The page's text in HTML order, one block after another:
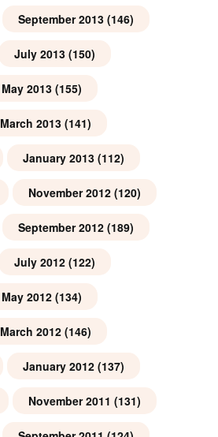
September 2013 (146)
July 2013 (150)
May 2013 (155)
March 2013 (141)
January 2013 (112)
November 2012 (120)
September 2012 (189)
July 2012 (122)
May 2012 (134)
March 2012 (146)
January 2012 (137)
November 2011 (131)